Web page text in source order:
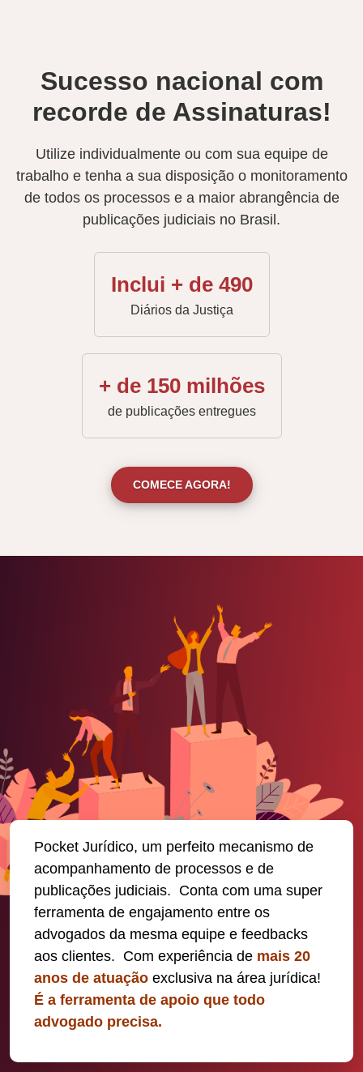
Sucesso nacional com
recorde de Assinaturas!
Utilize individualmente ou com sua equipe de
trabalho e tenha a sua disposição o monitoramento
de todos os processos e a maior abrangência de
publicações judiciais no Brasil.
Inclui + de 490
Diários da Justiça
+ de 150 milhões
de publicações entregues
COMECE AGORA!
Pocket Jurídico, um perfeito mecanismo de
acompanhamento de processos e de
publicações judiciais. Conta com uma super
ferramenta de engajamento entre os
advogados da mesma equipe e feedbacks
aos clientes. Com experiência de mais 20
anos de atuação exclusiva na área jurídica!
É a ferramenta de apoio que todo
advogado precisa.